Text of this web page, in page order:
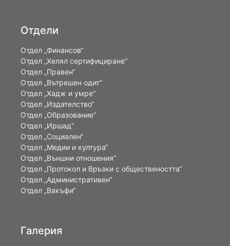
Отдели
Отдел „Финансов“
Отдел „Хелял сертифициране“
Отдел „Правен“
Отдел „Вътрешен одит“
Отдел „Хадж и умре“
Отдел „Издателство“
Отдел „Образование“
Отдел „Иршад“
Отдел „Социален“
Отдел „Медии и култура“
Отдел „Външни отношения”
Oтдел „Протокол и Връзки с обществеността“
Отдел „Административен“
Отдел „Вакъфи“
Галерия